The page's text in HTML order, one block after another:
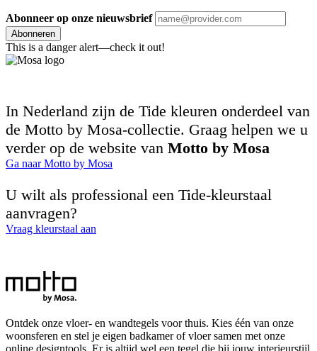
Abonneer op onze nieuwsbrief
Abonneren
This is a danger alert—check it out!
In Nederland zijn de Tide kleuren onderdeel van
de Motto by Mosa-collectie. Graag helpen we u
verder op de website van Motto by Mosa
Ga naar Motto by Mosa
U wilt als professional een Tide-kleurstaal
aanvragen?
Vraag kleurstaal aan
Ontdek onze vloer- en wandtegels voor thuis. Kies één van onze
woonsferen en stel je eigen badkamer of vloer samen met onze
online designtools. Er is altijd wel een tegel die bij jouw interieurstijl